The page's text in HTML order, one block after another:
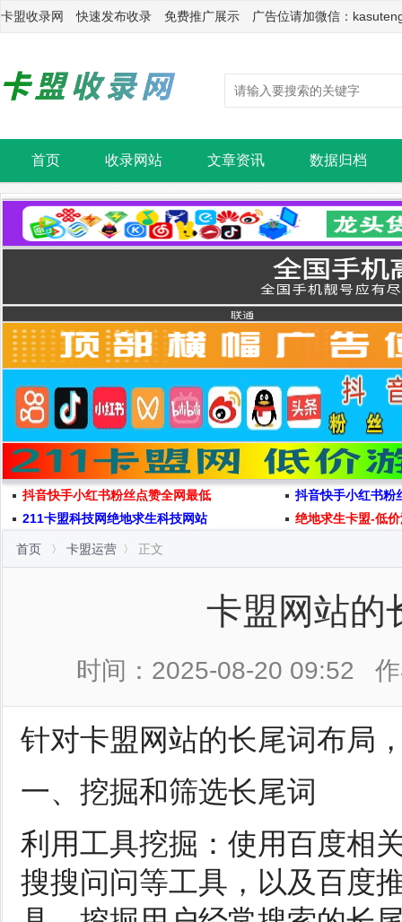
卡盟收录网 快速发布收录 免费推广展示 广告位请加微信：
首页 收录网站 文章资讯 数据归档
抖音快手小红书粉丝点赞全网最低
抖音快手小红书粉
211卡盟科技网绝地求生科技网站
绝地求生卡盟-低
首页 卡盟运营 正文
卡盟网站的
时间：2025-08-20 09:52
针对卡盟网站的长尾词布局
一、挖掘和筛选长尾词
利用工具挖掘：使用百度相
搜搜问问等工具，以及百度